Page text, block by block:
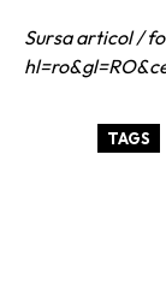
Sursa articol /
TAGS